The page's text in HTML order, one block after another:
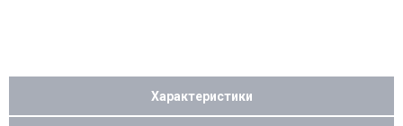
Характеристики